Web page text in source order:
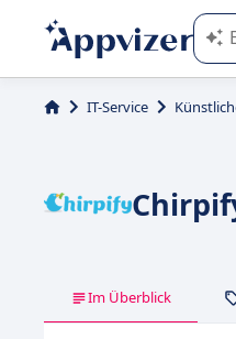
IT-Service
Im Überblick